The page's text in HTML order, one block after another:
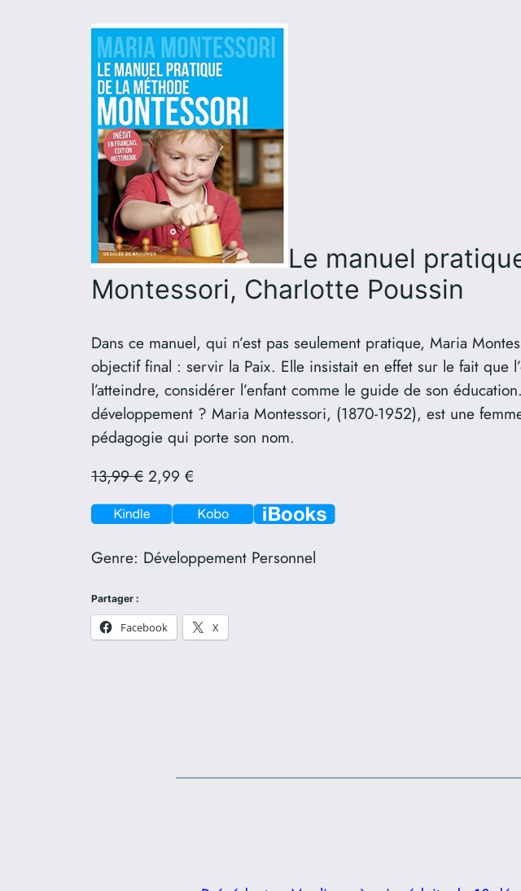
Le manuel
Montessori, Charlotte Poussin
Dans ce manuel, qui n’est pas seulement pratique, Maria
objectif final : servir la Paix. Elle insistait en effet sur le fait que
l’atteindre, considérer l’enfant comme le guide de son
développement ? Maria Montessori, (1870-1952), est une
pédagogie qui porte son nom.
13,99 € 2,99 €
Genre: Développement Personnel
Partager :
Facebook X